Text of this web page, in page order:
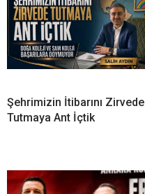
Şehrimizin İtibarını Zirvede
Tutmaya Ant İçtik